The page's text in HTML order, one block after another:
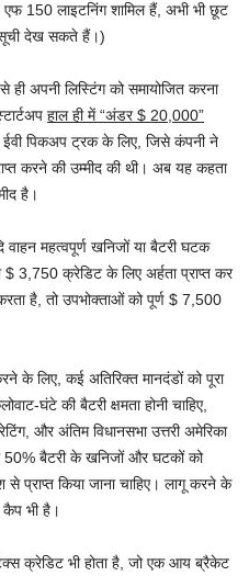
150 लाइटनिंग शामिल हैं, अभी भी छूट
सूची देख सकते हैं।)
अपनी लिस्टिंग को समायोजित करना
हाल ही में “अंडर $ 20,000”
पिकअप ट्रक के लिए, जिसे कंपनी ने
करने की उम्मीद की थी। अब यह कहता
है।
महत्वपूर्ण खनिजों या बैटरी घटक
3,750 क्रेडिट के लिए अर्हता प्राप्त कर
है, तो उपभोक्ताओं को पूर्ण $ 7,500
के लिए, कई अतिरिक्त मानदंडों को पूरा
घंटे की बैटरी क्षमता होनी चाहिए,
और अंतिम विधानसभा उत्तरी अमेरिका
50% बैटरी के खनिजों और घटकों को
प्राप्त किया जाना चाहिए। लागू करने के
कैप भी है।
क्रेडिट भी होता है, जो एक आय ब्रैकेट